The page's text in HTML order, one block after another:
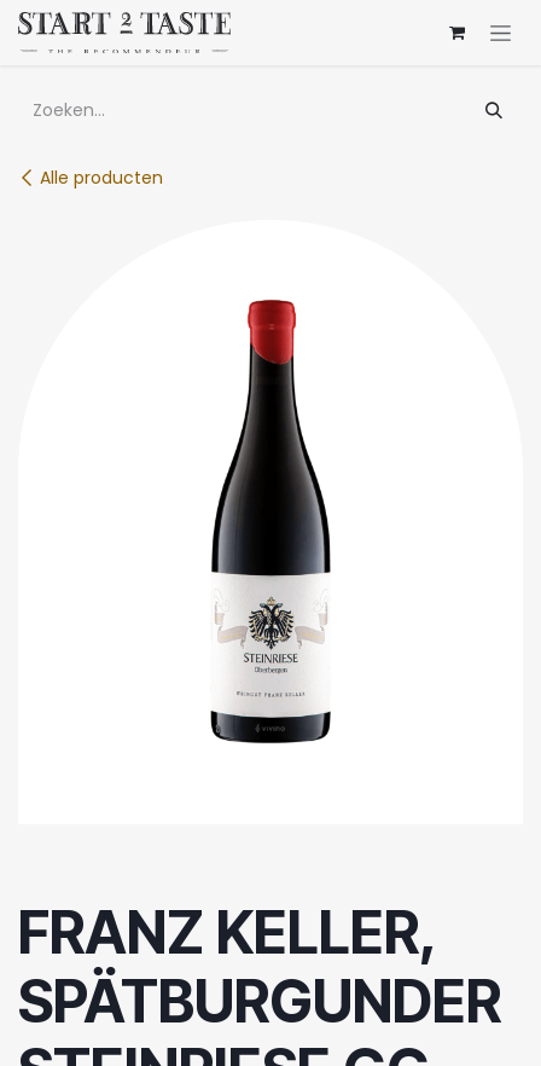
Overslaan naar inhoud
Alle producten
FRANZ KELLER,
SPÄTBURGUNDER